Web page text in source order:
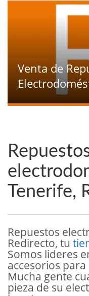
Venta de
Tenerife,
Repuestos
Redirecto, tu
Somos lideres
accesorios
Mucha gente
pieza de su